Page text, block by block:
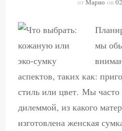
отМарио on
мы
аспектов, таких как:
стиль или цвет. Мы часто
дилеммой, из какого
изготовлена ​​женская